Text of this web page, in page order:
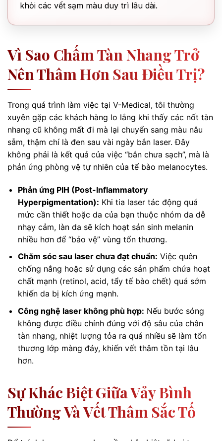
khỏi các vết sạm màu duy trì lâu dài.
Vì Sao Chấm Tàn Nhang Trở
Nên Thâm Hơn Sau Điều Trị?
Trong quá trình làm việc tại V-Medical, tôi thường
xuyên gặp các khách hàng lo lắng khi thấy các nốt tàn
nhang cũ không mất đi mà lại chuyển sang màu nâu
sẫm, thậm chí là đen sau vài ngày bắn laser. Đây
không phải là kết quả của việc “bắn chưa sạch”, mà là
phản ứng phòng vệ tự nhiên của tế bào melanocytes.
Phản ứng PIH (Post-Inflammatory
Hyperpigmentation): Khi tia laser tác động quá
mức cần thiết hoặc da của bạn thuộc nhóm da dễ
nhạy cảm, làn da sẽ kích hoạt sản sinh melanin
nhiều hơn để “bảo vệ” vùng tổn thương.
Chăm sóc sau laser chưa đạt chuẩn: Việc quên
chống nắng hoặc sử dụng các sản phẩm chứa hoạt
chất mạnh (retinol, acid, tẩy tế bào chết) quá sớm
khiến da bị kích ứng mạnh.
Công nghệ laser không phù hợp: Nếu bước sóng
không được điều chỉnh đúng với độ sâu của chân
tàn nhang, nhiệt lượng tỏa ra quá nhiều sẽ làm tổn
thương lớp màng đáy, khiến vết thâm tồn tại lâu
hơn.
Sự Khác Biệt Giữa Vảy Bình
Thường Và Vết Thâm Sắc Tố